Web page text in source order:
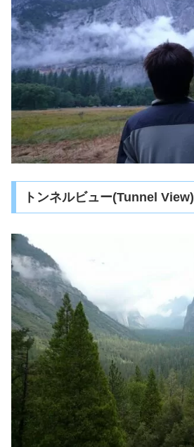
トンネルビュー(Tunnel View)